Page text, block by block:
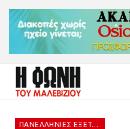
ΠΑΝΕΛΛΉΝΙΕΣ ΕΞΕΤΆΣΕΙΣ 2025